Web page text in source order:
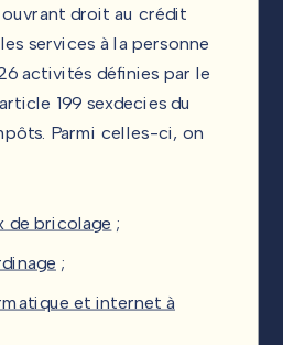
droit au crédit
services à la personne
activités définies par le
199 sexdecies du
Parmi celles-ci, on
de bricolage ;
;
et internet à